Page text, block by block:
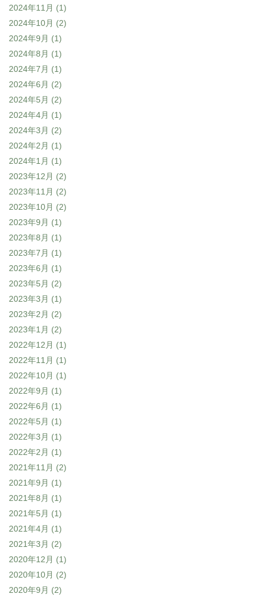
2024年11月 (1)
2024年10月 (2)
2024年9月 (1)
2024年8月 (1)
2024年7月 (1)
2024年6月 (2)
2024年5月 (2)
2024年4月 (1)
2024年3月 (2)
2024年2月 (1)
2024年1月 (1)
2023年12月 (2)
2023年11月 (2)
2023年10月 (2)
2023年9月 (1)
2023年8月 (1)
2023年7月 (1)
2023年6月 (1)
2023年5月 (2)
2023年3月 (1)
2023年2月 (2)
2023年1月 (2)
2022年12月 (1)
2022年11月 (1)
2022年10月 (1)
2022年9月 (1)
2022年6月 (1)
2022年5月 (1)
2022年3月 (1)
2022年2月 (1)
2021年11月 (2)
2021年9月 (1)
2021年8月 (1)
2021年5月 (1)
2021年4月 (1)
2021年3月 (2)
2020年12月 (1)
2020年10月 (2)
2020年9月 (2)